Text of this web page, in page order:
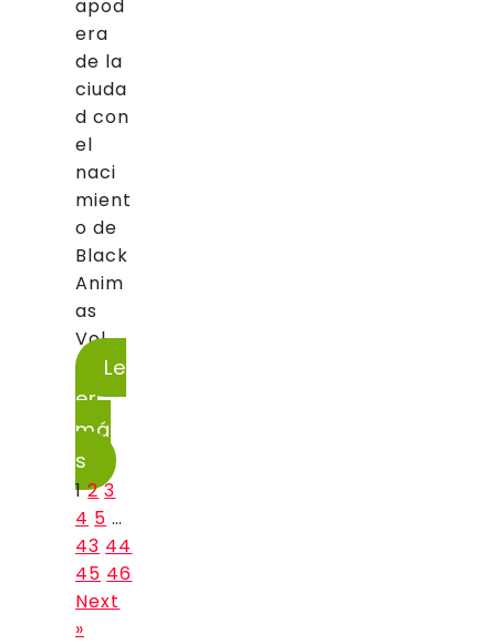
apod
era
de la
ciuda
d con
el
naci
mient
o de
Black
Anim
as
Vol....
Le
er
má
s
1 2 3
4 5 …
43 44
45 46
Next
»